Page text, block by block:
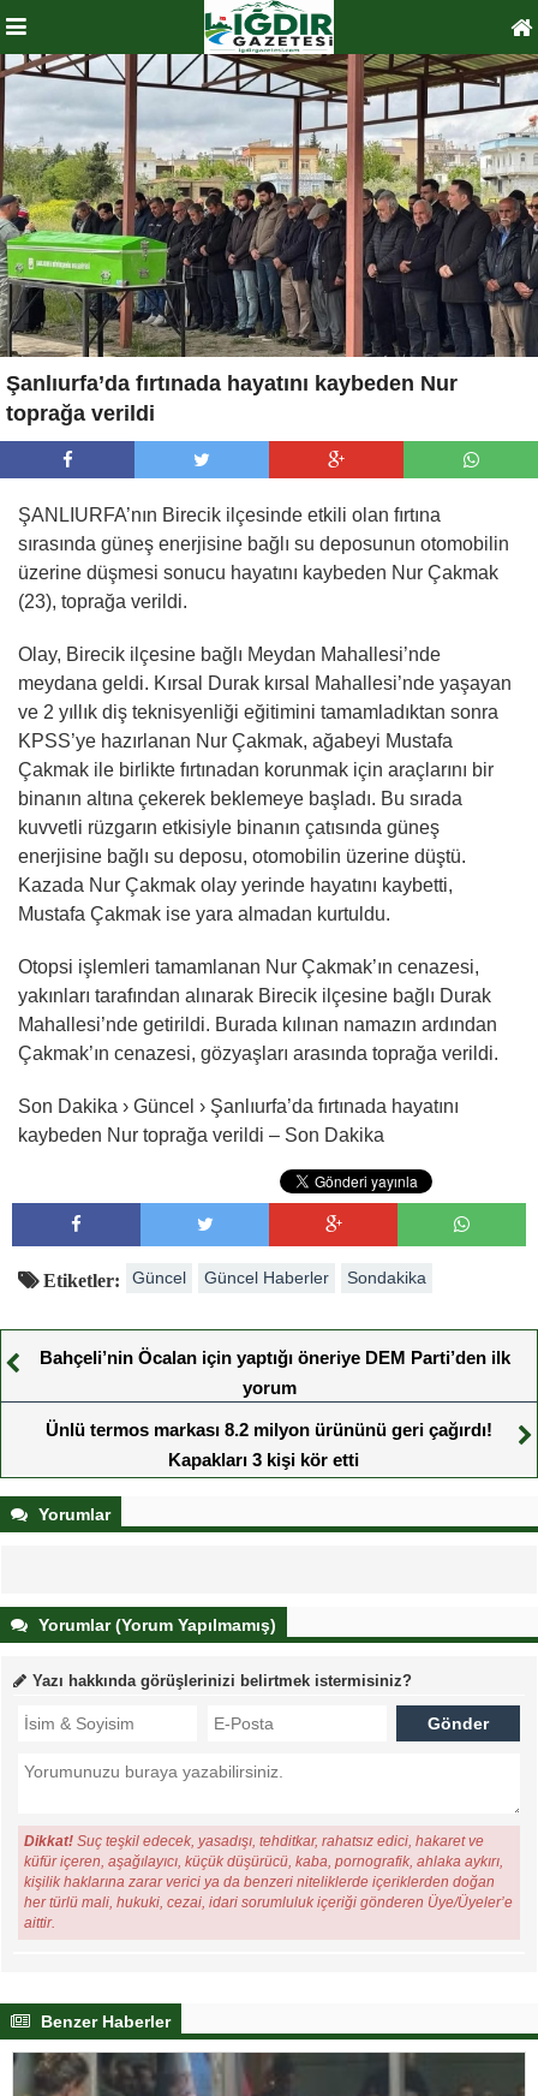
Şanlıurfa’da fırtınada hayatını kaybeden Nur
toprağa verildi
ŞANLIURFA’nın Birecik ilçesinde etkili olan fırtına
sırasında güneş enerjisine bağlı su deposunun otomobilin
üzerine düşmesi sonucu hayatını kaybeden Nur Çakmak
(23), toprağa verildi.
Olay, Birecik ilçesine bağlı Meydan Mahallesi’nde
meydana geldi. Kırsal Durak kırsal Mahallesi’nde yaşayan
ve 2 yıllık diş teknisyenliği eğitimini tamamladıktan sonra
KPSS’ye hazırlanan Nur Çakmak, ağabeyi Mustafa
Çakmak ile birlikte fırtınadan korunmak için araçlarını bir
binanın altına çekerek beklemeye başladı. Bu sırada
kuvvetli rüzgarın etkisiyle binanın çatısında güneş
enerjisine bağlı su deposu, otomobilin üzerine düştü.
Kazada Nur Çakmak olay yerinde hayatını kaybetti,
Mustafa Çakmak ise yara almadan kurtuldu.
Otopsi işlemleri tamamlanan Nur Çakmak’ın cenazesi,
yakınları tarafından alınarak Birecik ilçesine bağlı Durak
Mahallesi’nde getirildi. Burada kılınan namazın ardından
Çakmak’ın cenazesi, gözyaşları arasında toprağa verildi.
Son Dakika › Güncel › Şanlıurfa’da fırtınada hayatını
kaybeden Nur toprağa verildi – Son Dakika
Etiketler: Güncel Güncel Haberler Sondakika
Bahçeli’nin Öcalan için yaptığı öneriye DEM Parti’den ilk
yorum
Ünlü termos markası 8.2 milyon ürününü geri çağırdı!
Kapakları 3 kişi kör etti
Yorumlar
Yorumlar (Yorum Yapılmamış)
Yazı hakkında görüşlerinizi belirtmek istermisiniz?
Dikkat! Suç teşkil edecek, yasadışı, tehditkar, rahatsız edici, hakaret ve
küfür içeren, aşağılayıcı, küçük düşürücü, kaba, pornografik, ahlaka aykırı,
kişilik haklarına zarar verici ya da benzeri niteliklerde içeriklerden doğan
her türlü mali, hukuki, cezai, idari sorumluluk içeriği gönderen Üye/Üyeler’e
aittir.
Benzer Haberler